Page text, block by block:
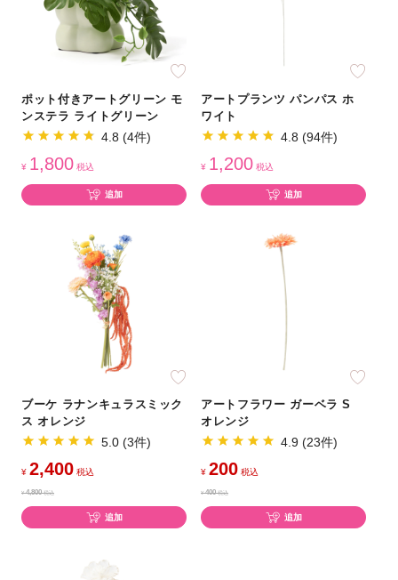
ポット付きアートグリーン モ
ンステラ ライトグリーン
4.8 (4件)
¥ 1,800 税込
追加
アートプランツ パンパス ホ
ワイト
4.8 (94件)
¥ 1,200 税込
追加
ブーケ ラナンキュラスミック
ス オレンジ
5.0 (3件)
¥ 2,400 税込
¥4,800税込
追加
アートフラワー ガーベラ S
オレンジ
4.9 (23件)
¥ 200 税込
¥400税込
追加